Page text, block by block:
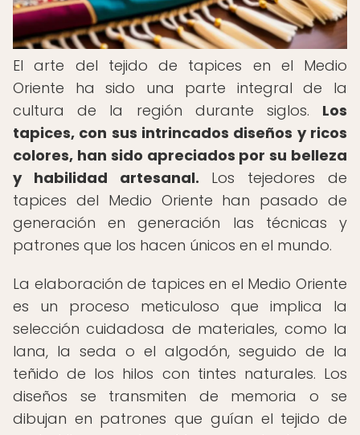
El arte del tejido de tapices en el Medio
Oriente ha sido una parte integral de la
cultura de la región durante siglos. Los
tapices, con sus intrincados diseños y ricos
colores, han sido apreciados por su belleza
y habilidad artesanal. Los tejedores de
tapices del Medio Oriente han pasado de
generación en generación las técnicas y
patrones que los hacen únicos en el mundo.
La elaboración de tapices en el Medio Oriente
es un proceso meticuloso que implica la
selección cuidadosa de materiales, como la
lana, la seda o el algodón, seguido de la
teñido de los hilos con tintes naturales. Los
diseños se transmiten de memoria o se
dibujan en patrones que guían el tejido de